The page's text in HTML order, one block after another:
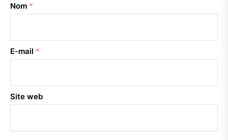
Nom *
E-mail *
Site web